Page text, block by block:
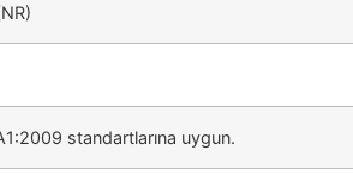
standartlarına uygun.